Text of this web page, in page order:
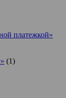
платежкой»
(1)